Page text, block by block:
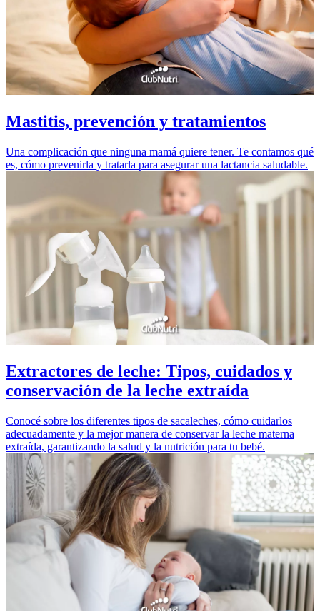
Mastitis, prevención y tratamientos
Una complicación que ninguna mamá quiere tener. Te contamos qué
es, cómo prevenirla y tratarla para asegurar una lactancia saludable.
Extractores de leche: Tipos, cuidados y
conservación de la leche extraída
Conocé sobre los diferentes tipos de sacaleches, cómo cuidarlos
adecuadamente y la mejor manera de conservar la leche materna
extraída, garantizando la salud y la nutrición para tu bebé.